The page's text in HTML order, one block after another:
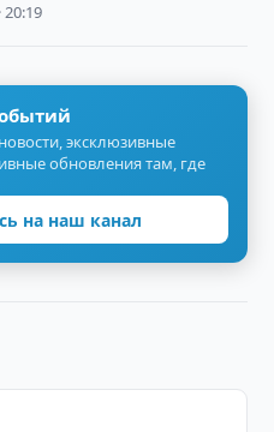
20:19
эксклюзивные
обновления там, где
на наш канал